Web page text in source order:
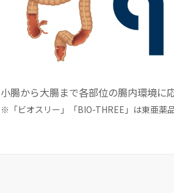
小腸から大腸まで各部位の腸内環境に
※「ビオスリー」「BIO-THREE」は東亜薬